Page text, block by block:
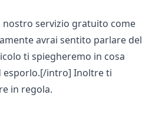
servizio gratuito come
avrai sentito parlare del
ti spiegheremo in cosa
esporlo.[/intro] Inoltre ti
in regola.